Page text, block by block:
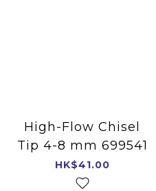
High-Flow Chisel
Tip 4-8 mm 699541
HK$41.00